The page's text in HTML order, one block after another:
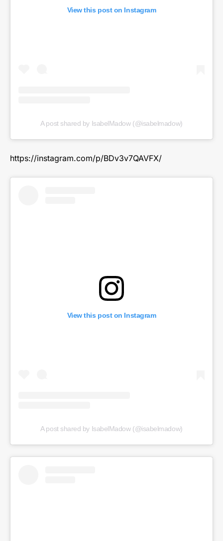
View this post on Instagram
A post shared by IsabelMadow (@isabelmadow)
https://instagram.com/p/BDv3v7QAVFX/
View this post on Instagram
A post shared by IsabelMadow (@isabelmadow)